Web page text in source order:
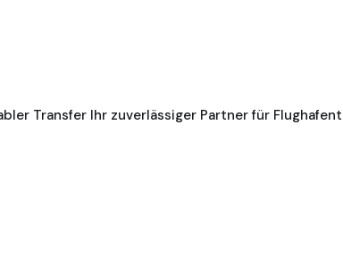
Transfer Ihr zuverlässiger Partner für